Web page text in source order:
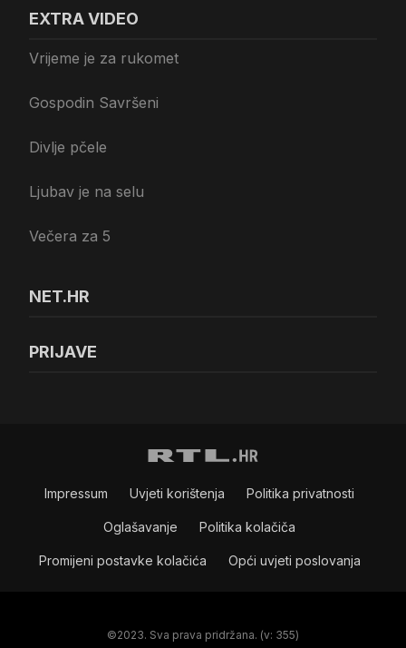
EXTRA VIDEO
Vrijeme je za rukomet
Gospodin Savršeni
Divlje pčele
Ljubav je na selu
Večera za 5
NET.HR
PRIJAVE
Impressum Uvjeti korištenja Politika privatnosti
Oglašavanje Politika kolačiča
Promijeni postavke kolačića Opći uvjeti poslovanja
©2023. Sva prava pridržana. (v: 355)